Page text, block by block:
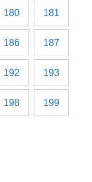
180 181
186 187
192 193
198 199